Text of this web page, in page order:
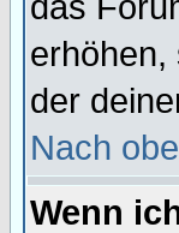
erhöhen,
der
Nach
Wenn